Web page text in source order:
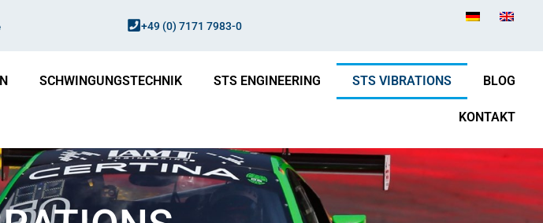
+49 (0) 7171 7983-0
SCHWINGUNGSTECHNIK STS ENGINEERING STS VIBRATIONS BLOG
KONTAKT